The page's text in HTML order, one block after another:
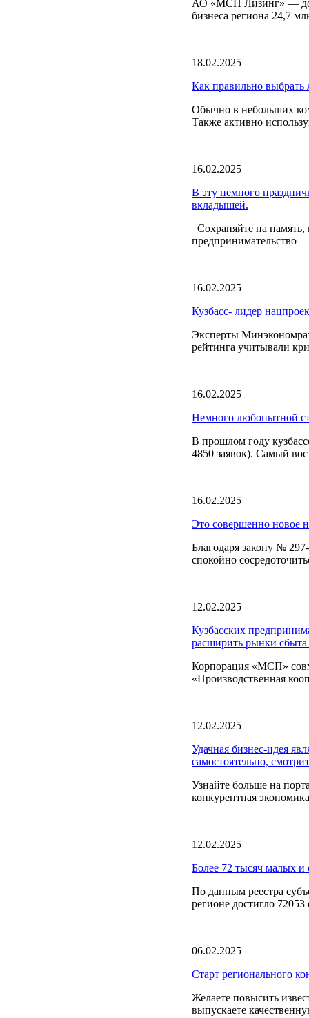
АО «МСП Лизинг» —
бизнеса региона 24,7
18.02.2025
Как правильно выбрать
Обычно в небольших
Также активно
16.02.2025
В эту немного
вкладышей.
Сохраняйте на память,
предпринимательство
16.02.2025
Кузбасс- лидер
Эксперты
рейтинга учитывали
16.02.2025
Немного любопытной
В прошлом году
4850 заявок). Самый
16.02.2025
Это совершенно новое
Благодаря закону №
спокойно
12.02.2025
Кузбасских
расширить рынки
Корпорация «МСП»
«Производственная
12.02.2025
Удачная бизнес-идея
самостоятельно,
Узнайте больше на
конкурентная
12.02.2025
Более 72 тысяч малых и
По данным реестра
регионе достигло
06.02.2025
Старт регионального
Желаете повысить
выпускаете